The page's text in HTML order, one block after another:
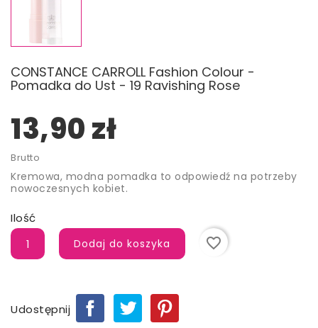
CONSTANCE CARROLL Fashion Colour -
Pomadka do Ust - 19 Ravishing Rose
13,90 zł
Brutto
Kremowa, modna pomadka to odpowiedź na potrzeby
nowoczesnych kobiet.
Ilość
Dodaj do koszyka favorite_border
Udostępnij